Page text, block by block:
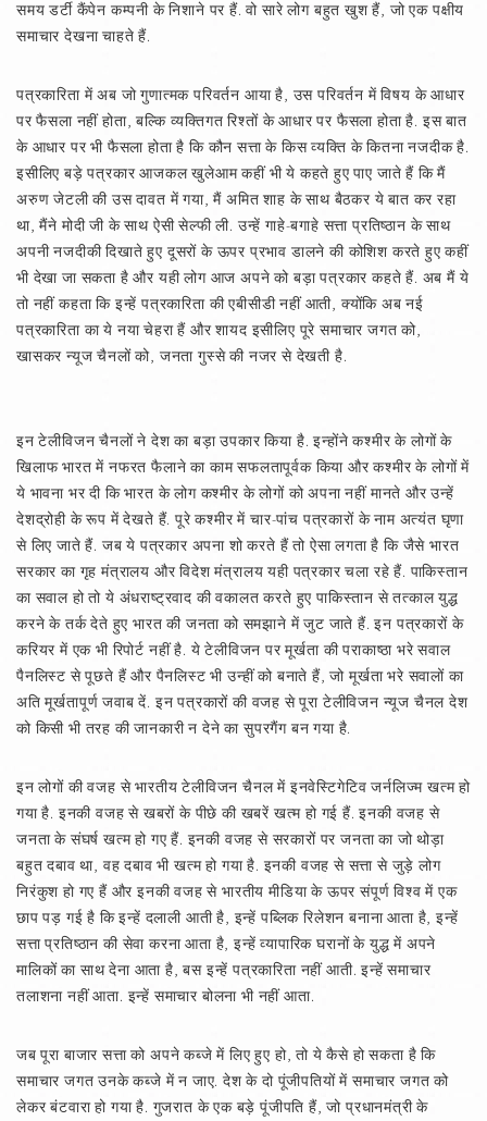
समय डर्टी कैंपेन कम्पनी के निशाने पर हैं. वो सारे लोग बहुत खुश हैं, जो एक पक्षीय
समाचार देखना चाहते हैं.
पत्रकारिता में अब जो गुणात्मक परिवर्तन आया है, उस परिवर्तन में विषय के आधार
पर फैसला नहीं होता, बल्कि व्यक्तिगत रिश्तों के आधार पर फैसला होता है. इस बात
के आधार पर भी फैसला होता है कि कौन सत्ता के किस व्यक्ति के कितना नजदीक है.
इसीलिए बड़े पत्रकार आजकल खुलेआम कहीं भी ये कहते हुए पाए जाते हैं कि मैं
अरुण जेटली की उस दावत में गया, मैं अमित शाह के साथ बैठकर ये बात कर रहा
था, मैंने मोदी जी के साथ ऐसी सेल्फी ली. उन्हें गाहे-बगाहे सत्ता प्रतिष्ठान के साथ
अपनी नजदीकी दिखाते हुए दूसरों के ऊपर प्रभाव डालने की कोशिश करते हुए कहीं
भी देखा जा सकता है और यही लोग आज अपने को बड़ा पत्रकार कहते हैं. अब मैं ये
तो नहीं कहता कि इन्हें पत्रकारिता की एबीसीडी नहीं आती, क्योंकि अब नई
पत्रकारिता का ये नया चेहरा हैं और शायद इसीलिए पूरे समाचार जगत को,
खासकर न्यूज चैनलों को, जनता गुस्से की नजर से देखती है.
इन टेलीविजन चैनलों ने देश का बड़ा उपकार किया है. इन्होंने कश्मीर के लोगों के
खिलाफ भारत में नफरत फैलाने का काम सफलतापूर्वक किया और कश्मीर के लोगों में
ये भावना भर दी कि भारत के लोग कश्मीर के लोगों को अपना नहीं मानते और उन्हें
देशद्रोही के रूप में देखते हैं. पूरे कश्मीर में चार-पांच पत्रकारों के नाम अत्यंत घृणा
से लिए जाते हैं. जब ये पत्रकार अपना शो करते हैं तो ऐसा लगता है कि जैसे भारत
सरकार का गृह मंत्रालय और विदेश मंत्रालय यही पत्रकार चला रहे हैं. पाकिस्तान
का सवाल हो तो ये अंधराष्ट्रवाद की वकालत करते हुए पाकिस्तान से तत्काल युद्ध
करने के तर्क देते हुए भारत की जनता को समझाने में जुट जाते हैं. इन पत्रकारों के
करियर में एक भी रिपोर्ट नहीं है. ये टेलीविजन पर मूर्खता की पराकाष्ठा भरे सवाल
पैनलिस्ट से पूछते हैं और पैनलिस्ट भी उन्हीं को बनाते हैं, जो मूर्खता भरे सवालों का
अति मूर्खतापूर्ण जवाब दें. इन पत्रकारों की वजह से पूरा टेलीविजन न्यूज चैनल देश
को किसी भी तरह की जानकारी न देने का सुपरगैंग बन गया है.
इन लोगों की वजह से भारतीय टेलीविजन चैनल में इनवेस्टिगेटिव जर्नलिज्म खत्म हो
गया है. इनकी वजह से खबरों के पीछे की खबरें खत्म हो गई हैं. इनकी वजह से
जनता के संघर्ष खत्म हो गए हैं. इनकी वजह से सरकारों पर जनता का जो थोड़ा
बहुत दबाव था, वह दबाव भी खत्म हो गया है. इनकी वजह से सत्ता से जुड़े लोग
निरंकुश हो गए हैं और इनकी वजह से भारतीय मीडिया के ऊपर संपूर्ण विश्व में एक
छाप पड़ गई है कि इन्हें दलाली आती है, इन्हें पब्लिक रिलेशन बनाना आता है, इन्हें
सत्ता प्रतिष्ठान की सेवा करना आता है, इन्हें व्यापारिक घरानों के युद्ध में अपने
मालिकों का साथ देना आता है, बस इन्हें पत्रकारिता नहीं आती. इन्हें समाचार
तलाशना नहीं आता. इन्हें समाचार बोलना भी नहीं आता.
जब पूरा बाजार सत्ता को अपने कब्जे में लिए हुए हो, तो ये कैसे हो सकता है कि
समाचार जगत उनके कब्जे में न जाए. देश के दो पूंजीपतियों में समाचार जगत को
लेकर बंटवारा हो गया है. गुजरात के एक बड़े पूंजीपति हैं, जो प्रधानमंत्री के